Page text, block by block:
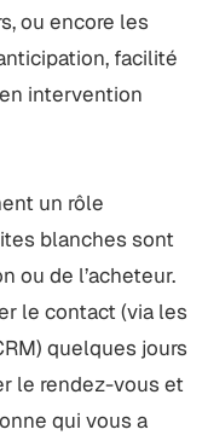
ou encore les
facilité
intervention
un rôle
blanches sont
ou de l’acheteur.
le contact (via les
quelques jours
le rendez-vous et
qui vous a